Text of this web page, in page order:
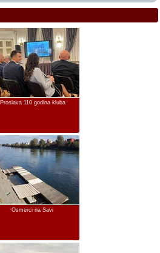
Proslava 110 godina kluba
Osmerci na Savi